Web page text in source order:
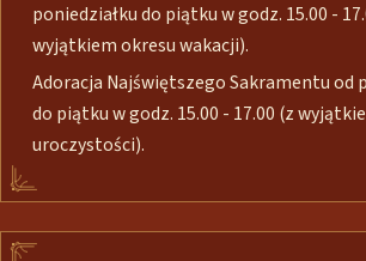
poniedziałku do piątku w godz. 15.00 -
wyjątkiem okresu wakacji).
Adoracja Najświętszego Sakramentu od
do piątku w godz. 15.00 - 17.00 (z
uroczystości).